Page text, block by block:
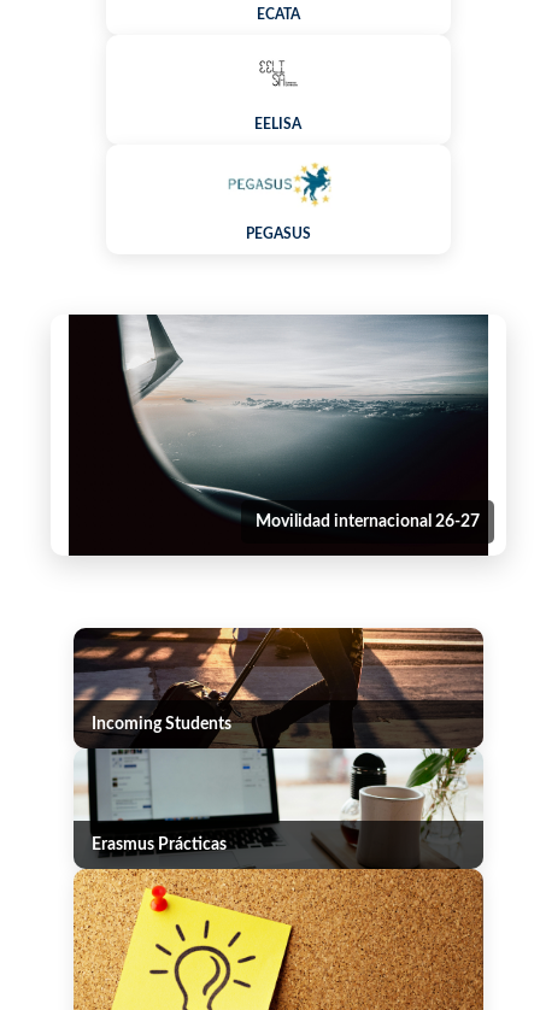
ECATA
EELISA
PEGASUS
Movilidad internacional 26-27
Incoming Students
Erasmus Prácticas